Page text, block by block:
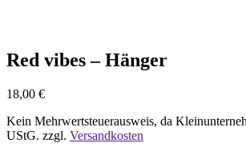
Red vibes – Hänger
18,00 €
Kein Mehrwertsteuerausweis, da
UStG. zzgl. Versandkosten